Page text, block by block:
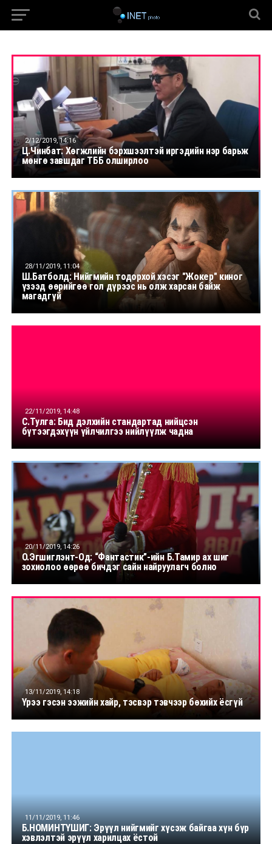
2/12/2019, 14:16
Ц.Чинбат: Хөгжлийн бэрхшээлтэй иргэдийн нэр барьж
мөнгө завшдаг ТББ олширлоо
28/11/2019, 11:04
Ш.Батболд: Нийгмийн тодорхой хэсэг "Жокер" киног
үзээд өөрийгөө гол дүрээс нь олж харсан байж
магадгүй
22/11/2019, 14:48
С.Тулга: Бид дэлхийн стандартад нийцсэн
бүтээгдэхүүн үйлчилгээ нийлүүлж чадна
20/11/2019, 14:26
О.Эгшиглэнт-Од: “Фантастик”-ийн Б.Тамир ах шиг
зохиолоо өөрөө бичдэг сайн найруулагч болно
13/11/2019, 14:18
Үрээ гэсэн ээжийн хайр, тэсвэр тэвчээр бөхийх ёсгүй
11/11/2019, 11:46
Б.НОМИНТҮШИГ: Эрүүл нийгмийг хүсэж байгаа хүн бүр
хэвлэлтэй эрүүл харилцах ёстой